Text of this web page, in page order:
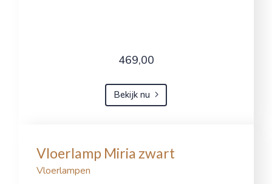
469,00
Bekijk nu
Vloerlamp Miria zwart
Vloerlampen